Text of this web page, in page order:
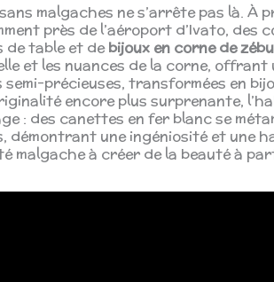
malgaches ne s’arrête pas là. À
près de l’aéroport d’Ivato, des
de table et debijoux en corne de zébu
et les nuances de la corne, offrant
semi-précieuses, transformées en
encore plus surprenante,
: des canettes en fer blanc se
démontrant une ingéniosité et une
malgache à créer de la beauté à